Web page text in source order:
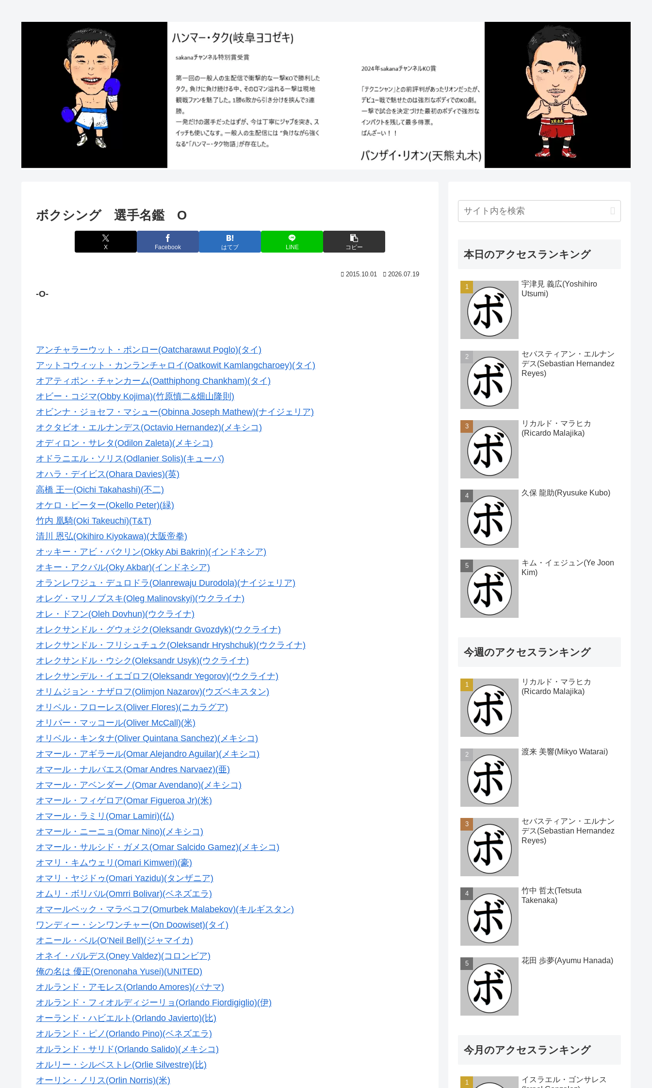
ボクシング 選手名鑑 O
X Facebook はてブ LINE コピー
2015.10.01 2026.07.19
-O-
アンチャラーウット・ポンロー(Oatcharawut Poglo)(タイ)
アットコウィット・カンランチャロイ(Oatkowit Kamlangcharoey)(タイ)
オアティポン・チャンカーム(Oatthiphong Chankham)(タイ)
オビー・コジマ(Obby Kojima)(竹原慎二&畑山隆則)
オビンナ・ジョセフ・マシュー(Obinna Joseph Mathew)(ナイジェリア)
オクタビオ・エルナンデス(Octavio Hernandez)(メキシコ)
オディロン・サレタ(Odilon Zaleta)(メキシコ)
オドラニエル・ソリス(Odlanier Solis)(キューバ)
オハラ・デイビス(Ohara Davies)(英)
高橋 王一(Oichi Takahashi)(不二)
オケロ・ピーター(Okello Peter)(緑)
竹内 凰騎(Oki Takeuchi)(T&T)
清川 恩弘(Okihiro Kiyokawa)(大阪帝拳)
オッキー・アビ・バクリン(Okky Abi Bakrin)(インドネシア)
オキー・アクバル(Oky Akbar)(インドネシア)
オランレワジュ・デュロドラ(Olanrewaju Durodola)(ナイジェリア)
オレグ・マリノブスキ(Oleg Malinovskyi)(ウクライナ)
オレ・ドフン(Oleh Dovhun)(ウクライナ)
オレクサンドル・グウォジク(Oleksandr Gvozdyk)(ウクライナ)
オレクサンドル・フリシュチュク(Oleksandr Hryshchuk)(ウクライナ)
オレクサンドル・ウシク(Oleksandr Usyk)(ウクライナ)
オレクサンデル・イエゴロフ(Oleksandr Yegorov)(ウクライナ)
オリムジョン・ナザロフ(Olimjon Nazarov)(ウズベキスタン)
オリベル・フローレス(Oliver Flores)(ニカラグア)
オリバー・マッコール(Oliver McCall)(米)
オリベル・キンタナ(Oliver Quintana Sanchez)(メキシコ)
オマール・アギラール(Omar Alejandro Aguilar)(メキシコ)
オマール・ナルバエス(Omar Andres Narvaez)(亜)
オマール・アベンダーノ(Omar Avendano)(メキシコ)
オマール・フィゲロア(Omar Figueroa Jr)(米)
オマール・ラミリ(Omar Lamiri)(仏)
オマール・ニーニョ(Omar Nino)(メキシコ)
オマール・サルシド・ガメス(Omar Salcido Gamez)(メキシコ)
オマリ・キムウェリ(Omari Kimweri)(豪)
オマリ・ヤジドゥ(Omari Yazidu)(タンザニア)
オムリ・ボリバル(Omrri Bolivar)(ベネズエラ)
オマールベック・マラベコフ(Omurbek Malabekov)(キルギスタン)
ワンディー・シンワンチャー(On Doowiset)(タイ)
オニール・ベル(O’Neil Bell)(ジャマイカ)
オネイ・バルデス(Oney Valdez)(コロンビア)
俺の名は 優正(Orenonaha Yusei)(UNITED)
オルランド・アモレス(Orlando Amores)(パナマ)
オルランド・フィオルディジーリョ(Orlando Fiordigiglio)(伊)
オーランド・ハビエルト(Orlando Javierto)(比)
オルランド・ピノ(Orlando Pino)(ベネズエラ)
オルランド・サリド(Orlando Salido)(メキシコ)
オルリー・シルベストレ(Orlie Silvestre)(比)
オーリン・ノリス(Orlin Norris)(米)
本日のアクセスランキング
宇津見 義広(Yoshihiro
Utsumi)
セバスティアン・エルナン
デス(Sebastian Hernandez
Reyes)
リカルド・マラヒカ
(Ricardo Malajika)
久保 龍助(Ryusuke Kubo)
キム・イェジュン(Ye Joon
Kim)
今週のアクセスランキング
リカルド・マラヒカ
(Ricardo Malajika)
渡来 美響(Mikyo Watarai)
セバスティアン・エルナン
デス(Sebastian Hernandez
Reyes)
竹中 哲太(Tetsuta
Takenaka)
花田 歩夢(Ayumu Hanada)
今月のアクセスランキング
イスラエル・ゴンサレス